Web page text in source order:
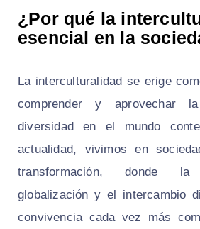
¿Por qué la
esencial en la
La interculturalidad se erige
comprender y aprovechar
diversidad en el mundo
actualidad, vivimos en
transformación, donde
globalización y el intercambio
convivencia cada vez más